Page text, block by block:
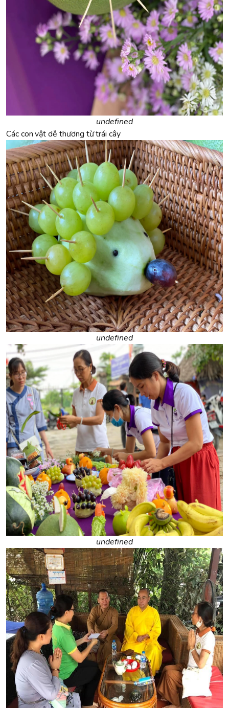
undefined
Các con vật dễ thương từ trái cây
undefined
undefined